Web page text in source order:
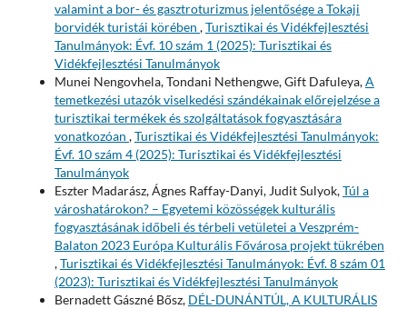
valamint a bor- és gasztroturizmus jelentősége a Tokaji
borvidék turistái körében ,Turisztikai és Vidékfejlesztési
Tanulmányok: Évf. 10 szám 1 (2025): Turisztikai és
Vidékfejlesztési Tanulmányok
Munei Nengovhela, Tondani Nethengwe, Gift Dafuleya,A
temetkezési utazók viselkedési szándékainak előrejelzése a
turisztikai termékek és szolgáltatások fogyasztására
vonatkozóan ,Turisztikai és Vidékfejlesztési Tanulmányok:
Évf. 10 szám 4 (2025): Turisztikai és Vidékfejlesztési
Tanulmányok
Eszter Madarász, Ágnes Raffay-Danyi, Judit Sulyok,Túl a
városhatárokon? – Egyetemi közösségek kulturális
fogyasztásának időbeli és térbeli vetületei a Veszprém-
Balaton 2023 Európa Kulturális Fővárosa projekt tükrében
,Turisztikai és Vidékfejlesztési Tanulmányok: Évf. 8 szám 01
(2023): Turisztikai és Vidékfejlesztési Tanulmányok
Bernadett Gászné Bősz, DÉL-DUNÁNTÚL, A KULTURÁLIS